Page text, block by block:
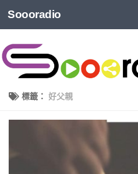
Soooradio
標籤： 好父親